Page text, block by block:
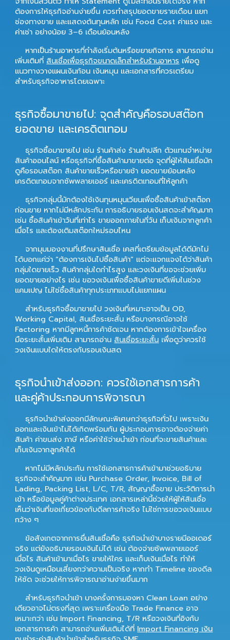
ต้องการให้ธุรกิจอ่านง่ายขึ้น ควรทำสรุปยอดขายรายเดือน แยก
ช่องทางขาย และแสดงต้นทุนหลัก เช่น Food Cost ค่าแรง และ
ค่าเช่า อย่างน้อย 3–6 เดือนย้อนหลัง
หากเป็นร้านอาหารที่กำลังเริ่มต้นหรือขยายกิจการ สามารถอ่าน
เพิ่มเติมที่ สินเชื่อเพื่อธุรกิจขนาดเล็กสำหรับร้านอาหาร เพื่อดู
แนวทางวางแผนเงินก้อน เงินหมุน และเอกสารที่ควรเตรียม
สำหรับธุรกิจอาหารโดยเฉพาะ
ธุรกิจซื้อมาขายไป: จุดสำคัญคือรอบสต๊อก
ยอดขาย และเครดิตเทอม
ธุรกิจซื้อมาขายไป เช่น ร้านค้าส่ง ร้านค้าปลีก ตัวแทนจำหน่าย
สินค้าออนไลน์ หรือธุรกิจที่ซื้อสินค้ามาขายต่อ จุดที่ผู้ให้สินเชื่อมัก
ดูคือรอบสต๊อก สินค้าขายเร็วหรือขายช้า ยอดขายย้อนหลัง
เครดิตเทอมจากซัพพลายเออร์ และเครดิตเทอมที่ให้ลูกค้า
ธุรกิจกลุ่มนี้มักต้องใช้เงินทุนหมุนเวียนเพื่อซื้อสินค้าเข้าสต๊อก
ก่อนขาย หากไม่มีหลักประกัน การอธิบายรอบเงินสดจะสำคัญมาก
เช่น ซื้อสินค้าเข้าวันที่เท่าไร ขายออกภายในกี่วัน เก็บเงินจากลูกค้า
เมื่อไร และต้องเติมสต๊อกใหม่รอบไหน
จากมุมมองงานที่ปรึกษาสินเชื่อ เคสที่เตรียมข้อมูลได้ดีมักไม่
ได้บอกแค่ว่า “ต้องการเงินไปซื้อสินค้า” แต่จะแจกแจงได้ว่าสินค้า
กลุ่มใดขายเร็ว สินค้ากลุ่มใดกำไรสูง และวงเงินที่ขอจะช่วยเพิ่ม
ยอดขายอย่างไร เช่น ขอวงเงินเพื่อซื้อสินค้าขายดีเพิ่มในช่วง
แคมเปญ ไม่ใช่ซื้อสินค้าทุกประเภทแบบไม่แยกแผน
สำหรับธุรกิจซื้อมาขายไป วงเงินที่เหมาะอาจเป็น OD,
Working Capital, สินเชื่อระยะสั้น หรือบางกรณีอาจใช้
Factoring หากมีลูกหนี้การค้าชัดเจน หากต้องการเข้าใจเครื่อง
มือระยะสั้นเพิ่มเติม สามารถอ่าน สินเชื่อระยะสั้น เพื่อดูว่าควรใช้
วงเงินแบบใดให้ตรงกับรอบเงินสด
ธุรกิจนำเข้าส่งออก: ควรใช้เอกสารการค้า
และคู่ค้าประกอบการพิจารณา
ธุรกิจนำเข้าส่งออกมีลักษณะพิเศษกว่าธุรกิจทั่วไป เพราะเงิน
ออกและเงินเข้าไม่ได้เกิดพร้อมกัน ผู้ประกอบการอาจต้องจ่ายค่า
สินค้า ค่าขนส่ง ภาษี หรือค่าใช้จ่ายนำเข้า ก่อนที่จะขายสินค้าและ
เก็บเงินจากลูกค้าได้
หากไม่มีหลักประกัน การใช้เอกสารการค้าเข้ามาช่วยอธิบาย
ธุรกิจจะสำคัญมาก เช่น Purchase Order, Invoice, Bill of
Lading, Packing List, L/C, T/R, สัญญาซื้อขาย ประวัติการนำ
เข้า หรือข้อมูลคู่ค้าต่างประเทศ เอกสารเหล่านี้ช่วยให้ผู้ให้สินเชื่อ
เห็นว่าเงินที่ขอเกี่ยวข้องกับดีลการค้าจริง ไม่ใช่การขอวงเงินแบบ
กว้าง ๆ
ข้อสังเกตจากการยื่นสินเชื่อคือ ธุรกิจนำเข้าบางรายมีออเดอร์
จริง แต่ยังอธิบายรอบเงินไม่ได้ เช่น ต้องจ่ายซัพพลายเออร์
เมื่อไร สินค้าเข้ามาเมื่อไร ขายให้ใคร และเก็บเงินเมื่อไร ทำให้
วงเงินดูเหมือนเสี่ยงกว่าความเป็นจริง หากทำ Timeline ของดีล
ให้ชัด จะช่วยให้การพิจารณาอ่านง่ายขึ้นมาก
สำหรับธุรกิจนำเข้า บางครั้งการมองหา Clean Loan อย่าง
เดียวอาจไม่ตรงที่สุด เพราะเครื่องมือ Trade Finance อาจ
เหมาะกว่า เช่น Import Financing, T/R หรือวงเงินที่อิงกับ
เอกสารการค้า สามารถอ่านเพิ่มเติมได้ที่ Import Financing เงิน